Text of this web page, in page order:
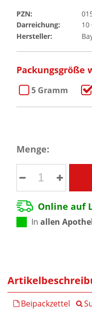
PZN:
Darreichung:
10
Hersteller:
Packungsgröße
5 Gramm
Menge:
Online auf
Inallen
Beipackzettel